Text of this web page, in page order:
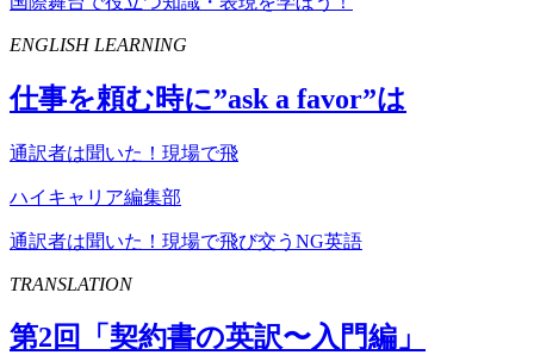
ENGLISH LEARNING
仕事を頼む時に”ask a favor”は
通訳者は聞いた！現場で飛
ハイキャリア編集部
通訳者は聞いた！現場で飛び交うNG英語
TRANSLATION
第2回「契約書の英訳〜入門編」